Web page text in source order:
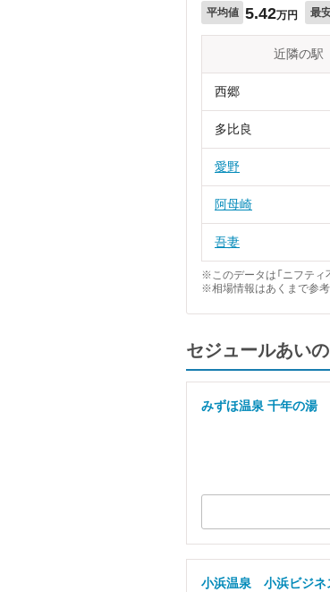
平均値 5.42万円 最
近隣の駅
西郷
多比良
愛野
阿母崎
吾妻
※このデータは「ニフティ
※相場情報はあくまで参考
セジュールあい
みずほ温泉 千年の湯
小浜温泉 小浜ビジネ